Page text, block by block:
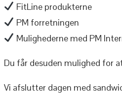
FitLine produkterne
PM forretningen
Mulighederne med PM
Du får desuden mulighed for
Vi afslutter dagen med